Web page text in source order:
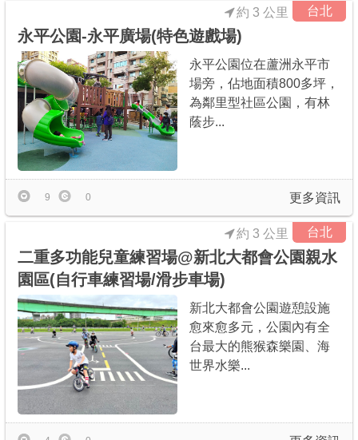
台北
永平公園-永平廣場(特色遊戲場)
約 3 公里
永平公園位在蘆洲永平市
場旁，佔地面積800多坪，
為鄰里型社區公園，有林
蔭步...
更多資訊
9 0
台北
二重多功能兒童練習場@新北大都會公園親水
園區(自行車練習場/滑步車場)
約 3 公里
新北大都會公園遊憩設施
愈來愈多元，公園內有全
台最大的熊猴森樂園、海
世界水樂...